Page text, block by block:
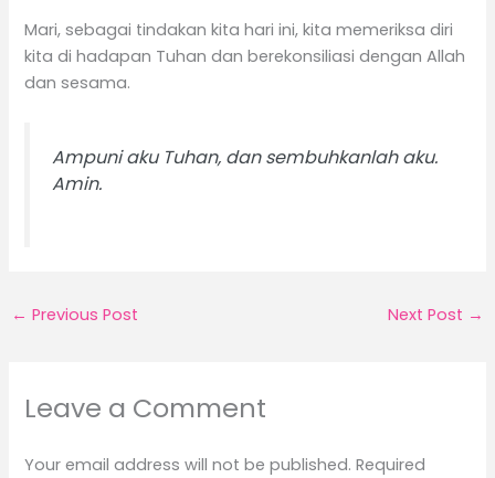
Mari, sebagai tindakan kita hari ini, kita memeriksa diri
kita di hadapan Tuhan dan berekonsiliasi dengan Allah
dan sesama.
Ampuni aku Tuhan, dan sembuhkanlah aku.
Amin.
← Previous Post Next Post →
Leave a Comment
Your email address will not be published. Required